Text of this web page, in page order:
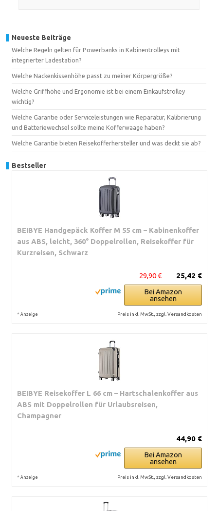
Neueste Beiträge
Welche Regeln gelten für Powerbanks in Kabinentrolleys mit
integrierter Ladestation?
Welche Nackenkissenhöhe passt zu meiner Körpergröße?
Welche Griffhöhe und Ergonomie ist bei einem Einkaufstrolley
wichtig?
Welche Garantie oder Serviceleistungen wie Reparatur, Kalibrierung
und Batteriewechsel sollte meine Kofferwaage haben?
Welche Garantie bieten Reisekofferhersteller und was deckt sie ab?
Bestseller
BEIBYE Handgepäck Koffer M 55 cm – Kabinenkoffer
aus ABS, leicht, 360° Doppelrollen, Reisekoffer für
Kurzreisen, Schwarz
25,42 €
29,90 €
Bei Amazon
ansehen
* Anzeige Preis inkl. MwSt., zzgl. Versandkosten
BEIBYE Reisekoffer L 66 cm – Hartschalenkoffer aus
ABS mit Doppelrollen für Urlaubsreisen,
Champagner
44,90 €
Bei Amazon
ansehen
* Anzeige Preis inkl. MwSt., zzgl. Versandkosten